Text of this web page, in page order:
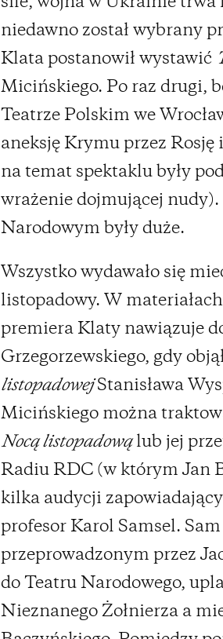
sile, wojna w Ukrainie
niedawno został wybrany
Klata postanowił wystawić
Micińskiego. Po raz drugi,
Teatrze Polskim we
aneksję Krymu przez
na temat spektaklu były
wrażenie dojmującej
Narodowym były duże.
Wszystko wydawało się
listopadowy. W
premiera Klaty nawiązuje
Grzegorzewskiego, gdy
listopadowejStanisława
Micińskiego można
Nocą listopadowąlub jej
Radiu RDC (w którym Jan
kilka audycji
profesor Karol Samsel.
przeprowadzonym przez
do Teatru Narodowego,
Nieznanego Żołnierza a